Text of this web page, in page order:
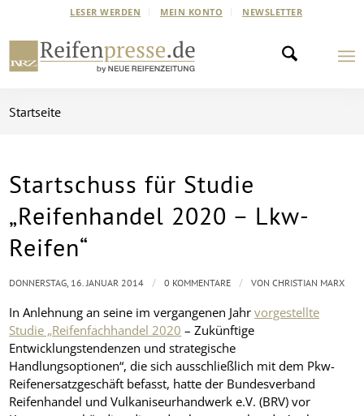
LESER WERDEN MEIN KONTO NEWSLETTER
Startseite
Startschuss für Studie
„Reifenhandel 2020 – Lkw-
Reifen“
In Anlehnung an seine im vergangenen Jahrvorgestellte
Studie „Reifenfachhandel 2020 – Zukünftige
Entwicklungstendenzen und strategische
Handlungsoptionen“, die sich ausschließlich mit dem Pkw-
Reifenersatzgeschäft befasst, hatte der Bundesverband
Reifenhandel und Vulkaniseurhandwerk e.V. (BRV) vor
DONNERSTAG, 16. JANUAR 2014 / 0 KOMMENTARE / VONCHRISTIAN MARX